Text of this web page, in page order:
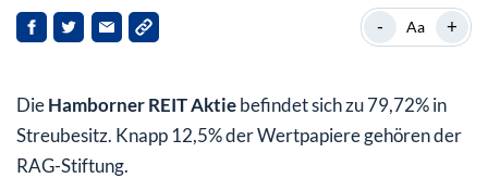
Hamborner REIT: Aktienbeteiligung auf dem
Immobiliensektor
Die Geschichte der Hamborner REIT Aktie
Aktuelle Unternehmenskennzahlen der Hamborner
- Aa +
DieHamborner REIT Aktiebefindet sich zu 79,72% in
Streubesitz. Knapp 12,5% der Wertpapiere gehören der
RAG-Stiftung.